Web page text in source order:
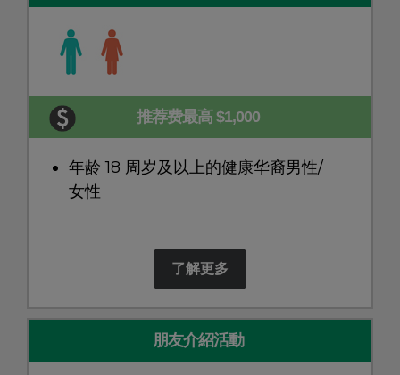
推荐费最高 $1,000
年龄 18 周岁及以上的健康华裔男性/
女性
了解更多
朋友介紹活動